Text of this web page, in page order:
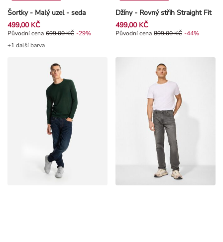
Šortky - Malý uzel - seda
499,00 KČ
Původní cena 699,00 Kč, Sleva -29%
Původní cena 699,00 KČ -29%
+1 další barva
Džíny - Rovný střih Straight Fit
499,00 KČ
Původní cena 899,00 Kč, Sleva -
Původní cena 899,00 KČ -44%